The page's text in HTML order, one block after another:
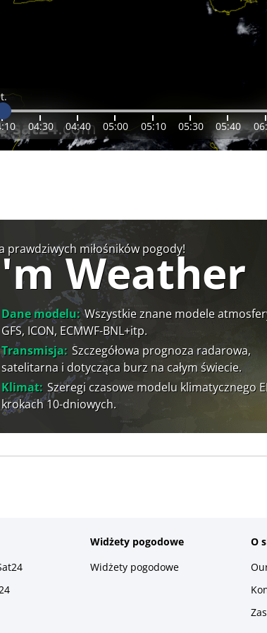
04:30 04:40 05:00 05:10 05:30 05:40
prawdziwych miłośników pogody!
Weather
Dane modelu: Wszystkie znane modele
GFS, ICON, ECMWF-BNL+itp.
Transmisja: Szczegółowa prognoza radarowa,
satelitarna i dotycząca burz na całym świecie.
Klimat: Szeregi czasowe modelu klimatycznego
krokach 10-dniowych.
Widżety pogodowe
Widżety pogodowe
O